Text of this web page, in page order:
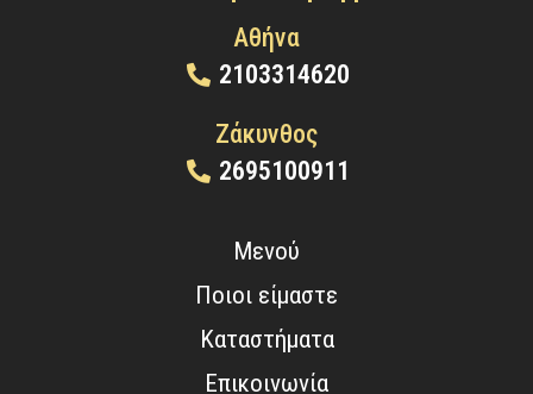
Αθήνα
2103314620
Ζάκυνθος
2695100911
Μενού
Ποιοι είμαστε
Καταστήματα
Επικοινωνία